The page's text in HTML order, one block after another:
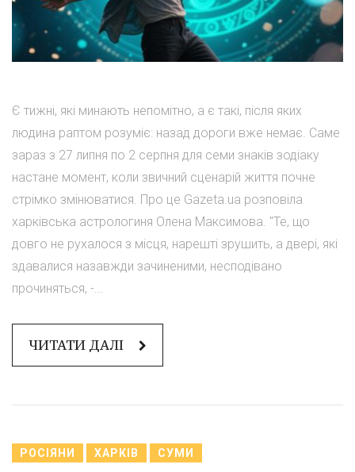
Є тижні, які минають непомітно, а є такі, після яких
людина раптом розуміє: назад дороги вже немає. Саме
зараз з 27 липня по 2 серпня для семи знаків зодіаку
настане момент, коли звичний сценарій життя почне
стрімко змінюватися. Про це Gazeta.ua розповіла
харківська астрологиня Олена Максимова. "Те, що
довго не рухалося з місця, нарешті зрушить, а двері, які
здавалися назавжди зачиненими, несподівано
прочиняться, -...
ЧИТАТИ ДАЛІ
РОСІЯНИ ХАРКІВ СУМИ